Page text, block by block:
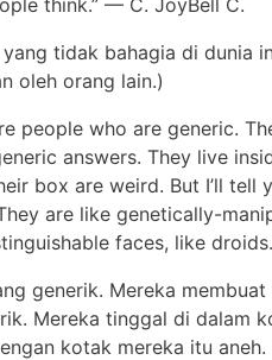
tidak bahagia di dunia
oleh orang lain.)
people who are generic.
answers. They live
box are weird. But I’ll tell
are like genetically-
faces, like
generik. Mereka
Mereka tinggal di dalam
kotak mereka itu